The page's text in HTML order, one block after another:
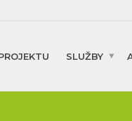
SLUŽBY